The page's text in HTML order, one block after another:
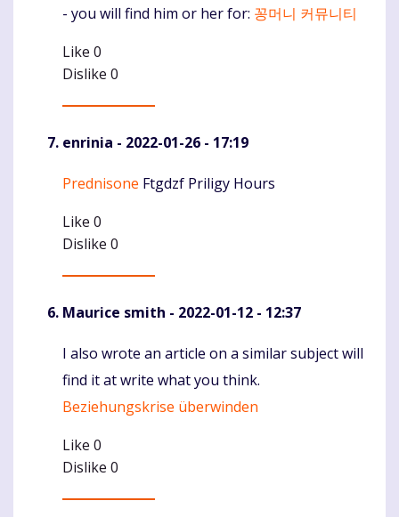
- you will find him or her for: 꽁머니 커뮤니티
Like 0
Dislike 0
enrinia - 2022-01-26 - 17:19
Komentaras
Prednisone Ftgdzf Priligy Hours
Like 0
Dislike 0
Maurice smith - 2022-01-12 - 12:37
Komentaras
I also wrote an article on a similar subject will
find it at write what you think.
Beziehungskrise überwinden
Like 0
Dislike 0